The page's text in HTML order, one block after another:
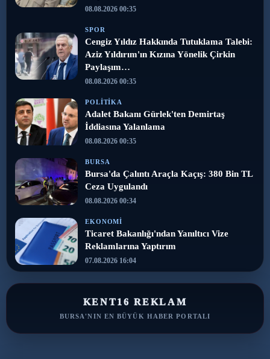
08.08.2026 00:35
SPOR
Cengiz Yıldız Hakkında Tutuklama Talebi:
Aziz Yıldırım'ın Kızına Yönelik Çirkin
Paylaşım…
08.08.2026 00:35
POLITIKA
Adalet Bakanı Gürlek'ten Demirtaş
İddiasına Yalanlama
08.08.2026 00:35
BURSA
Bursa'da Çalıntı Araçla Kaçış: 380 Bin TL
Ceza Uygulandı
08.08.2026 00:34
EKONOMI
Ticaret Bakanlığı'ndan Yanıltıcı Vize
Reklamlarına Yaptırım
07.08.2026 16:04
KENT16 REKLAM
BURSA'NIN EN BÜYÜK HABER PORTALI